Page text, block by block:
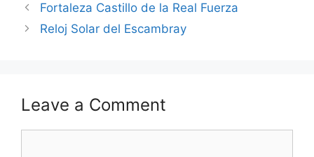
Fortaleza Castillo de la Real Fuerza
Reloj Solar del Escambray
Leave a Comment